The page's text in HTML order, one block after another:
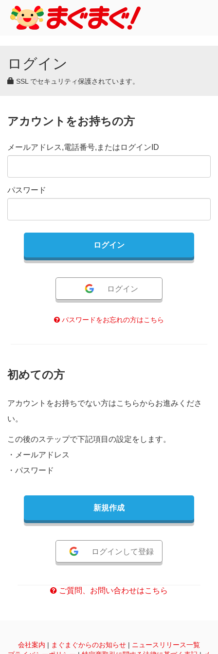
ログイン
SSL でセキュリティ保護されています。
アカウントをお持ちの方
メールアドレス,電話番号,またはログインID
パスワード
ログイン
パスワードをお忘れの方はこちら
初めての方
アカウントをお持ちでない方はこちらからお進みくださ
い。
この後のステップで下記項目の設定をします。
・メールアドレス
・パスワード
新規作成
ログインして登録
ご質問、お問い合わせはこちら
会社案内 | まぐまぐからのお知らせ | ニュースリリース一覧